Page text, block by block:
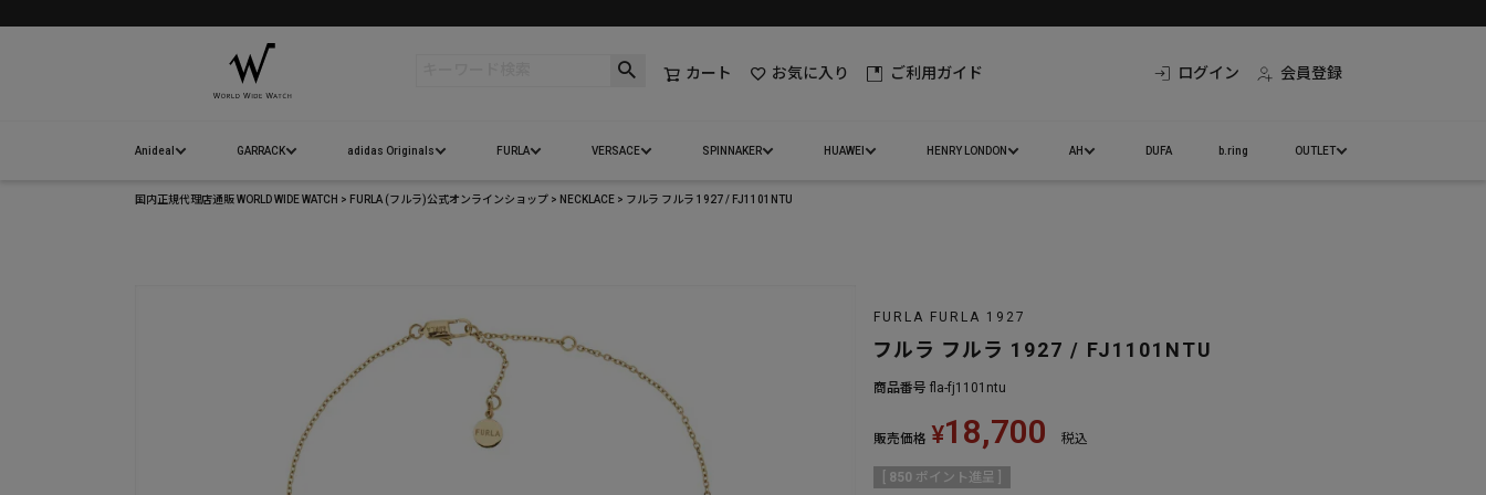
カート お気に入り ご利用ガイド ログイン 会員登録
Anideal GARRACK adidas Originals FURLA VERSACE SPINNAKER HUAWEI HENRY LONDON AH DUFA b.ring OUTLET
国内正規代理店通販 WORLD WIDE WATCH FURLA (フルラ)公式オンラインショップ NECKLACE フルラ フルラ 1927 / FJ1101NTU
FURLA FURLA 1927
フルラ フルラ 1927 / FJ1101NTU
商品番号 fla-fj1101ntu
販売価格 ¥18,700 税込
850 ポイント進呈 ]